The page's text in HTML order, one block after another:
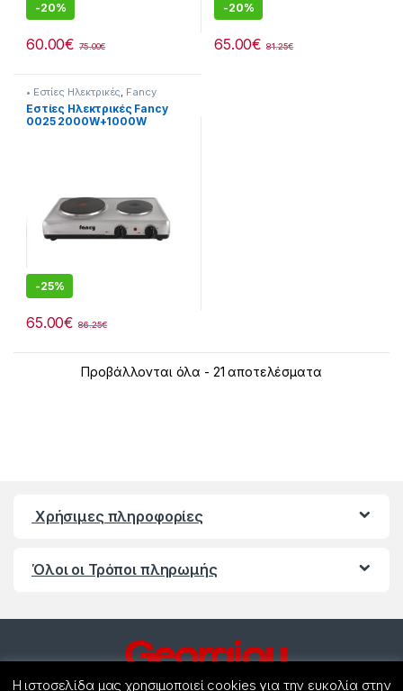
-20%
60.00€ 75.00€
-20%
65.00€ 81.25€
• Εστίες Ηλεκτρικές, Fancy
Εστίες Ηλεκτρικές Fancy
0025 2000W+1000W
-25%
65.00€ 86.25€
Προβάλλονται όλα - 21 αποτελέσματα
Χρήσιμες πληροφορίες
Όλοι οι Τρόποι πληρωμής
Η ιστοσελίδα μας χρησιμοποιεί cookies για την ευκολία στην